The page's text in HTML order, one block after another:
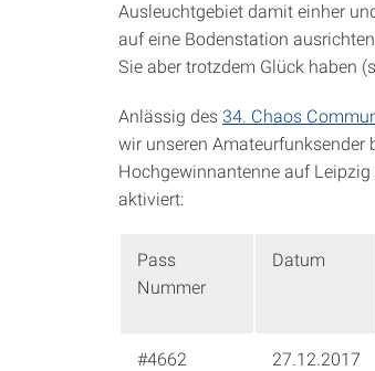
Ausleuchtgebiet damit einher
auf eine Bodenstation
Sie aber trotzdem Glück haben
Anlässig des 34. Chaos
wir unseren Amateurfunksender
Hochgewinnantenne auf
aktiviert:
Pass
Nummer
Datum
#4662 27.12.2017